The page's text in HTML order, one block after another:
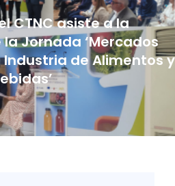
CTNC asiste a la
Jornada ‘Mercados
de Alimentos y